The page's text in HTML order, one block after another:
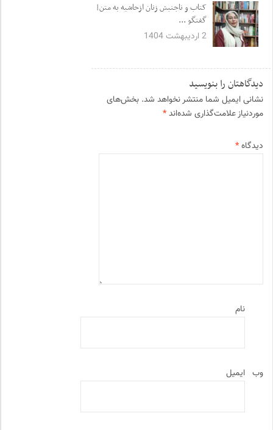
کتاب و ناجنبش زنان ازحاشیه به متن|
گفتگو ...
2 اردیبهشت 1404
دیدگاهتان را بنویسید
نشانی ایمیل شما منتشر نخواهد شد. بخش‌های
موردنیاز علامت‌گذاری شده‌اند*
دیدگاه*
نام
ایمیل وب‌